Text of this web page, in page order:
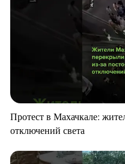
Протест в Махачкале:
отключений света